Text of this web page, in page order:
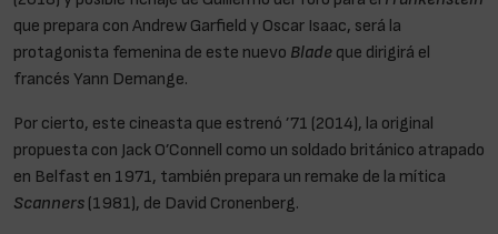
que prepara con Andrew Garfield y Oscar Isaac, será la
protagonista femenina de este nuevo Blade que dirigirá el
francés Yann Demange.
Por cierto, este cineasta que estrenó ’71 (2014), la original
propuesta con Jack O’Connell como un soldado británico atrapado
en Belfast en 1971, también prepara un remake de la mítica
Scanners (1981), de David Cronenberg.